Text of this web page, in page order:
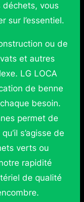
déchets, vous
sur l’essentiel.
ou de
et autres
LG LOCA
de benne
besoin.
permet de
s’agisse de
verts ou
rapidité
de qualité